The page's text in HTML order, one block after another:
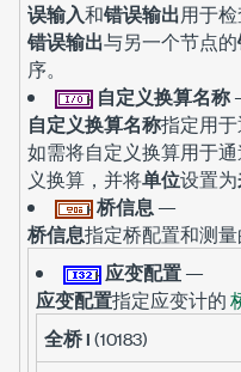
误输入和错误输出用于
错误输出与另一个节点的
序。
自定义换算名称
自定义换算名称指定用
如需将自定义换算用于
义换算，并将单位设置为
桥信息 —
桥信息指定桥配置和测量
应变配置—
应变配置指定应变计的
全桥 I(10183)